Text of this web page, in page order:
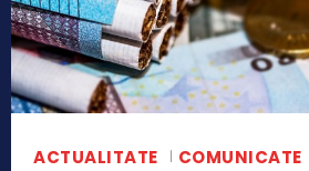
ACTUALITATE COMUNICATE